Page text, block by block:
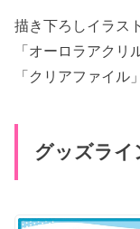
描き下ろしイラス
「オーロラアクリ
「クリアファイル
グッズライ